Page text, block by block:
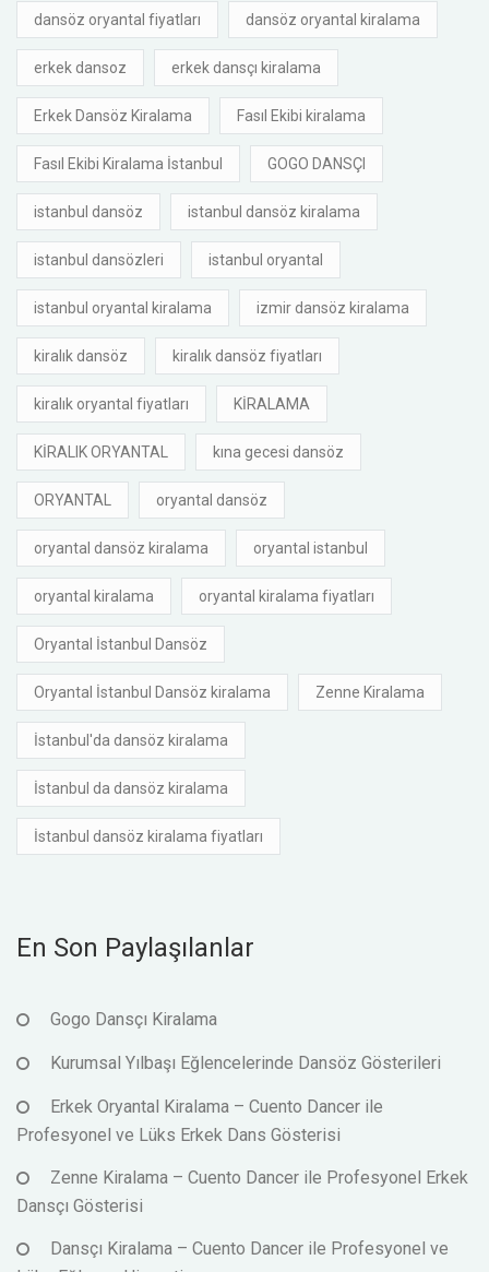
dansöz oryantal fiyatları dansöz oryantal kiralama
erkek dansoz erkek dansçı kiralama
Erkek Dansöz Kiralama Fasıl Ekibi kiralama
Fasıl Ekibi Kiralama İstanbul GOGO DANSÇI
istanbul dansöz istanbul dansöz kiralama
istanbul dansözleri istanbul oryantal
istanbul oryantal kiralama izmir dansöz kiralama
kiralık dansöz kiralık dansöz fiyatları
kiralık oryantal fiyatları KİRALAMA
KİRALIK ORYANTAL kına gecesi dansöz
ORYANTAL oryantal dansöz
oryantal dansöz kiralama oryantal istanbul
oryantal kiralama oryantal kiralama fiyatları
Oryantal İstanbul Dansöz
Oryantal İstanbul Dansöz kiralama Zenne Kiralama
İstanbul'da dansöz kiralama
İstanbul da dansöz kiralama
İstanbul dansöz kiralama fiyatları
En Son Paylaşılanlar
Gogo Dansçı Kiralama
Kurumsal Yılbaşı Eğlencelerinde Dansöz Gösterileri
Erkek Oryantal Kiralama – Cuento Dancer ile
Profesyonel ve Lüks Erkek Dans Gösterisi
Zenne Kiralama – Cuento Dancer ile Profesyonel Erkek
Dansçı Gösterisi
Dansçı Kiralama – Cuento Dancer ile Profesyonel ve